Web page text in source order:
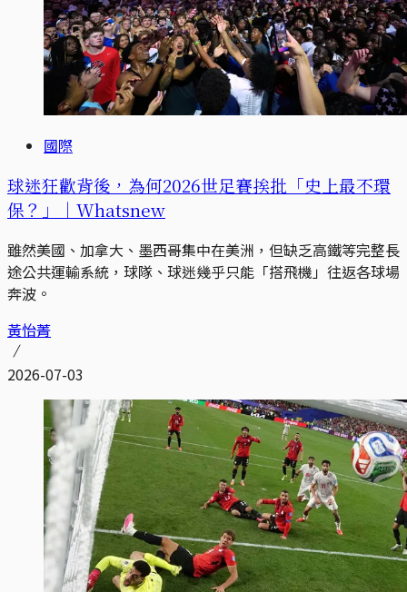
國際
球迷狂歡背後，為何2026世足賽挨批「史上最不環
保？」｜Whatsnew
雖然美國、加拿大、墨西哥集中在美洲，但缺乏高鐵等完整長
途公共運輸系統，球隊、球迷幾乎只能「搭飛機」往返各球場
奔波。
黃怡菁
2026-07-03